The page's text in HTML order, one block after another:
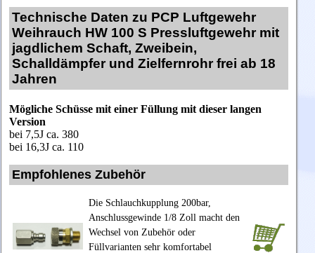
Technische Daten zu PCP Luftgewehr
Weihrauch HW 100 S Pressluftgewehr mit
jagdlichem Schaft, Zweibein,
Schalldämpfer und Zielfernrohr frei ab 18
Jahren
Mögliche Schüsse mit einer Füllung mit dieser langen
Version
bei 7,5J ca. 380
bei 16,3J ca. 110
Empfohlenes Zubehör
Die Schlauchkupplung 200bar,
Anschlussgewinde 1/8 Zoll macht den
Wechsel von Zubehör oder
Füllvarianten sehr komfortabel